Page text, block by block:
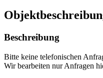
Beschreibung
Bitte keine telefonischen
Wir bearbeiten nur Anfragen